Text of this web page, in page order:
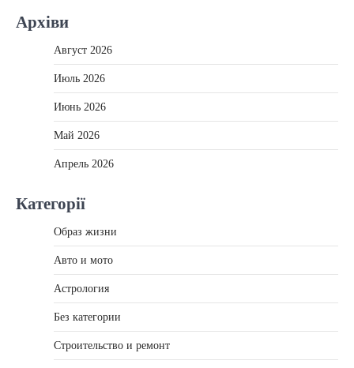
Архіви
Август 2026
Июль 2026
Июнь 2026
Май 2026
Апрель 2026
Категорії
Образ жизни
Авто и мото
Астрология
Без категории
Строительство и ремонт